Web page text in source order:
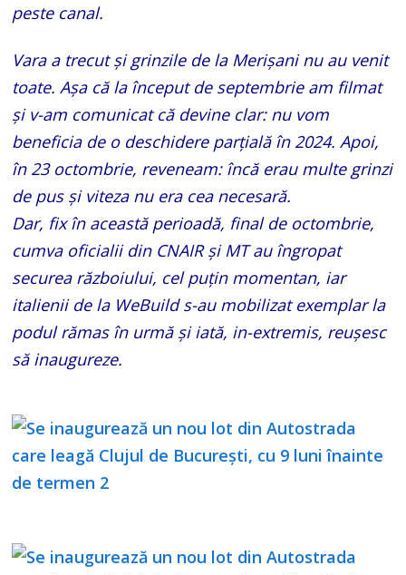
peste canal.
Vara a trecut și grinzile de la Merișani nu au venit
toate. Așa că la început de septembrie am filmat
și v-am comunicat că devine clar: nu vom
beneficia de o deschidere parțială în 2024. Apoi,
în 23 octombrie, reveneam: încă erau multe grinzi
de pus și viteza nu era cea necesară.
Dar, fix în această perioadă, final de octombrie,
cumva oficialii din CNAIR și MT au îngropat
securea războiului, cel puțin momentan, iar
italienii de la WeBuild s-au mobilizat exemplar la
podul rămas în urmă și iată, in-extremis, reușesc
să inaugureze.